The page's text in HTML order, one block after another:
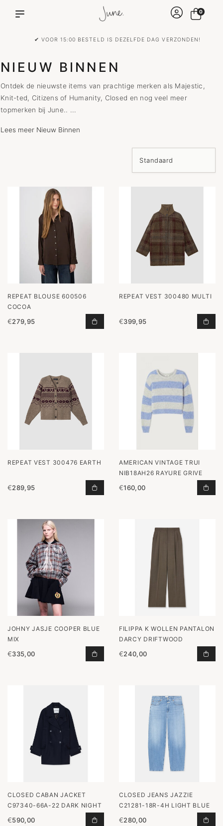
✔ VOOR 15:00 BESTELD IS DEZELFDE DAG VERZONDEN!
0
NIEUW BINNEN
Ontdek de nieuwste items van prachtige merken als Majestic,
Knit-ted, Citizens of Humanity, Closed en nog veel meer
topmerken bij June.. ...
Lees meer Nieuw Binnen
REPEAT BLOUSE 600506
COCOA
€279,95 BLOUSE 600506 COCOA
REPEAT VEST 300480 MULTI
€399,95
REPEAT VEST 300476 EARTH
€289,95 VEST 300476 EARTH TOEVOEGEN
AMERICAN VINTAGE TRUI
NIB18AH26 RAYURE GRIVE
€160,00
JOHNY JASJE COOPER BLUE
MIX
€335,00 JASJE COOPER BLUE MIX
FILIPPA K WOLLEN PANTALON
DARCY DRIFTWOOD
€240,00
CLOSED CABAN JACKET
C97340-66A-22 DARK NIGHT
€590,00 CABAN JACKET C97340-66A-22
CLOSED JEANS JAZZIE
C21281-18R-4H LIGHT BLUE
€280,00